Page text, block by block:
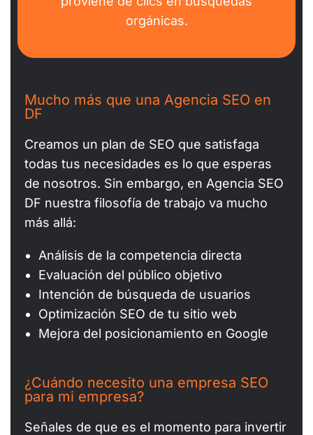
orgánicas.
Mucho más que una Agencia SEO en
DF
Creamos un plan de SEO que satisfaga
todas tus necesidades es lo que esperas
de nosotros. Sin embargo, en Agencia SEO
DF nuestra filosofía de trabajo va mucho
más allá:
Análisis de la competencia directa
Evaluación del público objetivo
Intención de búsqueda de usuarios
Optimización SEO de tu sitio web
Mejora del posicionamiento en Google
¿Cuándo necesito una empresa SEO
para mi empresa?
Señales de que es el momento para invertir